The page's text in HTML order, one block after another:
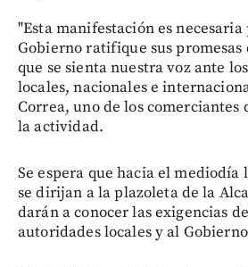
"Esta manifestación es necesaria
Gobierno ratifique sus promesas
que se sienta nuestra voz ante
locales, nacionales e
Correa, uno de los
la actividad.
Se espera que hacia el mediodía
se dirijan a la plazoleta de la
darán a conocer las exigencias
autoridades locales y al